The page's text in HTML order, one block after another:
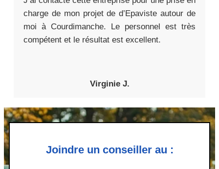
charge de mon projet de d’Epaviste autour de
moi à Courdimanche. Le personnel est très
compétent et le résultat est excellent.
Virginie J.
Joindre un conseiller au :